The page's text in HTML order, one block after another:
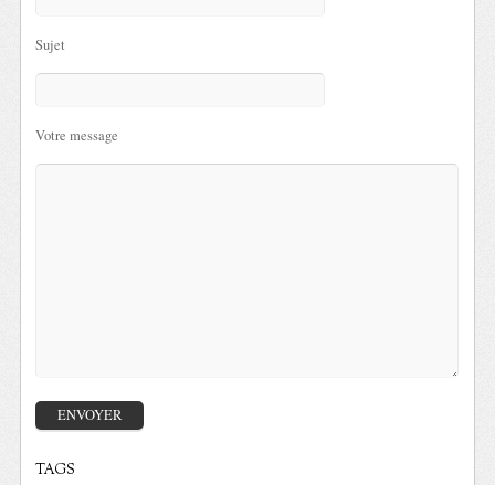
Sujet
Votre message
TAGS